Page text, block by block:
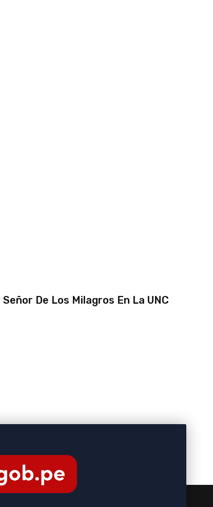
De Los Milagros En La UNC